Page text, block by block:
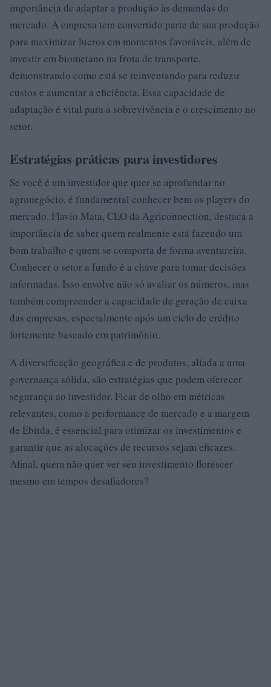
importância de adaptar a produção às demandas do
mercado. A empresa tem convertido parte de sua produção
para maximizar lucros em momentos favoráveis, além de
investir em biometano na frota de transporte,
demonstrando como está se reinventando para reduzir
custos e aumentar a eficiência. Essa capacidade de
adaptação é vital para a sobrevivência e o crescimento no
setor.
Estratégias práticas para investidores
Se você é um investidor que quer se aprofundar no
agronegócio, é fundamental conhecer bem os players do
mercado. Flavio Mata, CEO da Agriconnection, destaca a
importância de saber quem realmente está fazendo um
bom trabalho e quem se comporta de forma aventureira.
Conhecer o setor a fundo é a chave para tomar decisões
informadas. Isso envolve não só avaliar os números, mas
também compreender a capacidade de geração de caixa
das empresas, especialmente após um ciclo de crédito
fortemente baseado em patrimônio.
A diversificação geográfica e de produtos, aliada a uma
governança sólida, são estratégias que podem oferecer
segurança ao investidor. Ficar de olho em métricas
relevantes, como a performance de mercado e a margem
de Ebitda, é essencial para otimizar os investimentos e
garantir que as alocações de recursos sejam eficazes.
Afinal, quem não quer ver seu investimento florescer
mesmo em tempos desafiadores?